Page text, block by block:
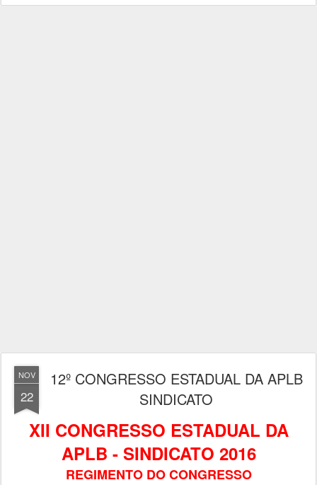
NOV
22
12º CONGRESSO ESTADUAL DA APLB
SINDICATO
XII CONGRESSO ESTADUAL DA
APLB - SINDICATO 2016
REGIMENTO DO CONGRESSO